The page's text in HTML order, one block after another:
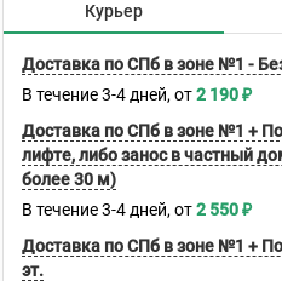
Курьер
Доставка по СПб в зоне №1 -
В течение 3-4 дней 2 190₽
Доставка по СПб в зоне №1 +
лифте, либо занос в частный
более 30 м)
В течение 3-4 дней 2 550₽
Доставка по СПб в зоне №1 +
эт.